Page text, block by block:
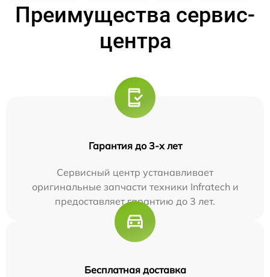
Преимущества сервис-
центра
Гарантия до 3-х лет
Сервисный центр устанавливает
оригинальные запчасти техники Infratech и
предоставляет гарантию до 3 лет.
Бесплатная доставка